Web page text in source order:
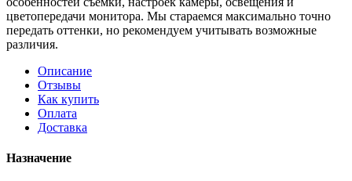
цветопередачи монитора. Мы стараемся максимально точно
передать оттенки, но рекомендуем учитывать возможные
различия.
Описание
Отзывы
Как купить
Оплата
Доставка
Назначение